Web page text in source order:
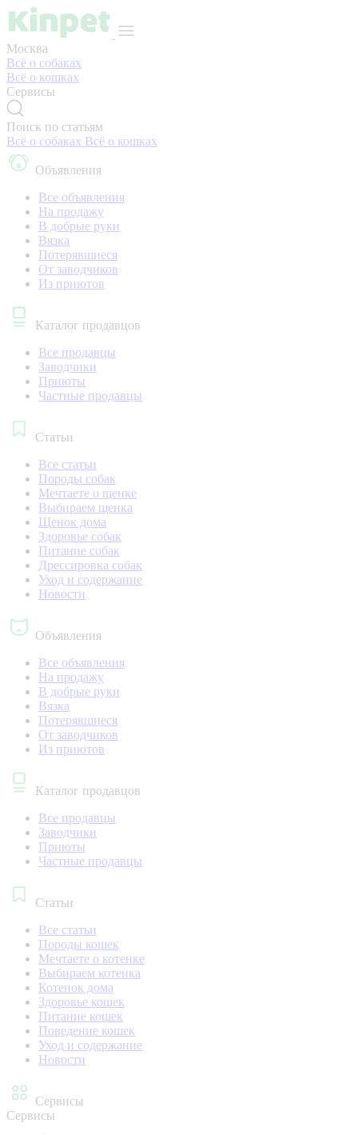
Москва
Всё о собаках
Всё о кошках
Сервисы
Поиск по статьям
Всё о собаках Всё о кошках
Объявления
Все объявления
На продажу
В добрые руки
Вязка
Потерявшиеся
От заводчиков
Из приютов
Каталог продавцов
Все продавцы
Заводчики
Приюты
Частные продавцы
Статьи
Все статьи
Породы собак
Мечтаете о щенке
Выбираем щенка
Щенок дома
Здоровье собак
Питание собак
Дрессировка собак
Уход и содержание
Новости
Объявления
Все объявления
На продажу
В добрые руки
Вязка
Потерявшиеся
От заводчиков
Из приютов
Каталог продавцов
Все продавцы
Заводчики
Приюты
Частные продавцы
Статьи
Все статьи
Породы кошек
Мечтаете о котенке
Выбираем котенка
Котенок дома
Здоровье кошек
Питание кошек
Поведение кошек
Уход и содержание
Новости
Сервисы
Сервисы